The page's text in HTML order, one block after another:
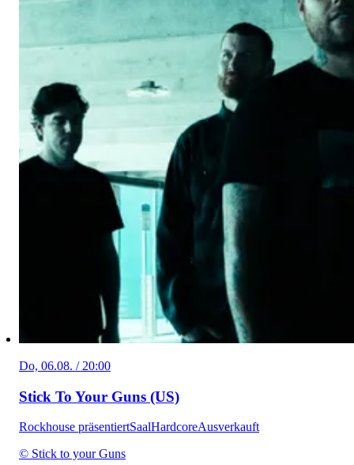
Do, 06.08. / 20:00
Stick To Your Guns (US)
Rockhouse präsentiertSaalHardcoreAusverkauft
© Stick to your Guns